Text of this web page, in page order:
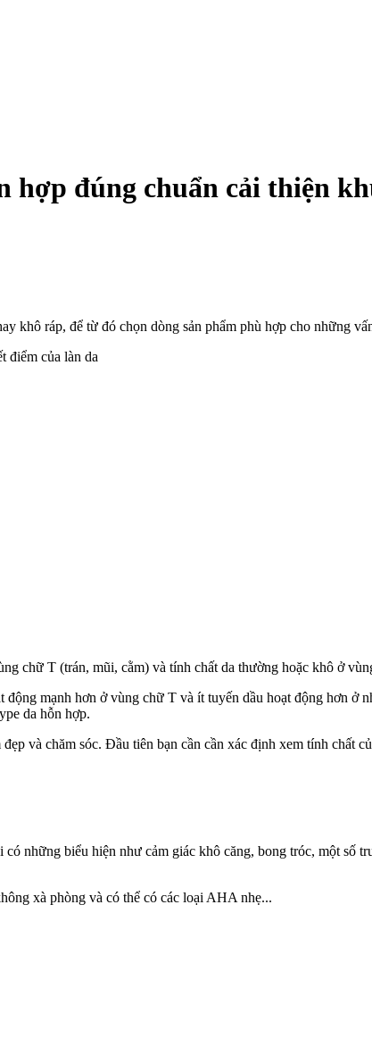
hợp đúng chuẩn cải thiện
khô ráp, để từ đó chọn dòng sản phẩm phù hợp cho những
chữ T (trán, mũi, cằm) và tính chất da thường hoặc khô ở
mạnh hơn ở vùng chữ T và ít tuyến dầu hoạt động hơn
da hỗn hợp.
và chăm sóc. Đầu tiên bạn cần cần xác định xem tính chất
những biểu hiện như cảm giác khô căng, bong tróc, một số
xà phòng và có thể có các loại AHA nhẹ...